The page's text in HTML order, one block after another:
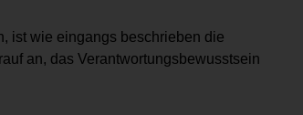
ist wie eingangs beschrieben die
an, das Verantwortungsbewusstsein